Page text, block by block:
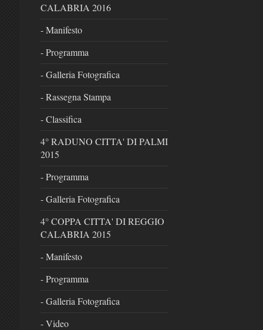
CALABRIA 2016
- Manifesto
- Programma
- Galleria Fotografica
- Rassegna Stampa
- Classifica
4° RADUNO CITTA' DI PALMI
2015
- Programma
- Galleria Fotografica
4° COPPA CITTA' DI REGGIO
CALABRIA 2015
- Manifesto
- Programma
- Galleria Fotografica
- Video